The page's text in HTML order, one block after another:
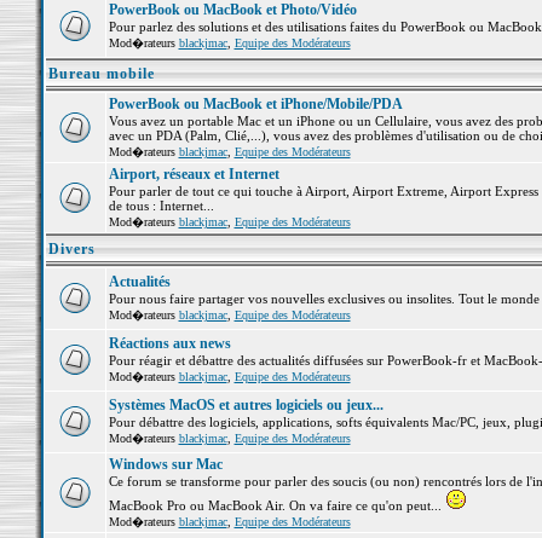
PowerBook ou MacBook et Photo/Vidéo
Pour parlez des solutions et des utilisations faites du PowerBook ou
Mod�rateurs blackjmac, Equipe des Modérateurs
Bureau mobile
PowerBook ou MacBook et iPhone/Mobile/PDA
Vous avez un portable Mac et un iPhone ou un Cellulaire, vous avez des
avec un PDA (Palm, Clié,...), vous avez des problèmes d'utilisation ou de
Mod�rateurs blackjmac, Equipe des Modérateurs
Airport, réseaux et Internet
Pour parler de tout ce qui touche à Airport, Airport Extreme, Airport
de tous : Internet...
Mod�rateurs blackjmac, Equipe des Modérateurs
Divers
Actualités
Pour nous faire partager vos nouvelles exclusives ou insolites. Tout le
Mod�rateurs blackjmac, Equipe des Modérateurs
Réactions aux news
Pour réagir et débattre des actualités diffusées sur PowerBook-fr et
Mod�rateurs blackjmac, Equipe des Modérateurs
Systèmes MacOS et autres logiciels ou jeux...
Pour débattre des logiciels, applications, softs équivalents Mac/PC, jeux,
Mod�rateurs blackjmac, Equipe des Modérateurs
Windows sur Mac
Ce forum se transforme pour parler des soucis (ou non) rencontrés lors de
MacBook Pro ou MacBook Air. On va faire ce qu'on peut...
Mod�rateurs blackjmac, Equipe des Modérateurs